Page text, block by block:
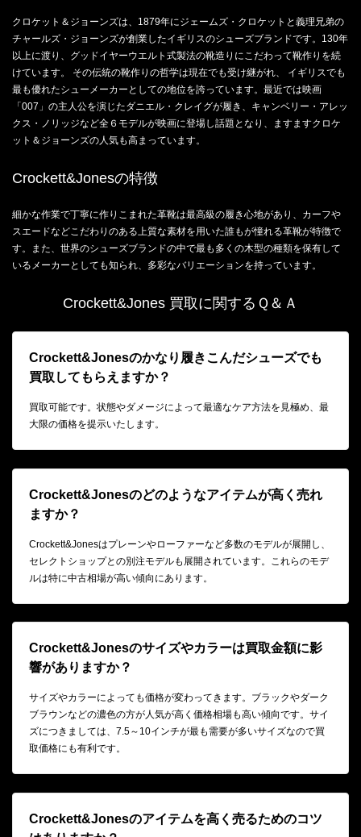
クロケット＆ジョーンズは、1879年にジェームズ・クロケットと義理兄弟の
チャールズ・ジョーンズが創業したイギリスのシューズブランドです。130年
以上に渡り、グッドイヤーウエルト式製法の靴造りにこだわって靴作りを続
けています。 その伝統の靴作りの哲学は現在でも受け継がれ、 イギリスでも
最も優れたシューメーカーとしての地位を誇っています。最近では映画
「007」の主人公を演じたダニエル・クレイグが履き、キャンベリー・アレッ
クス・ノリッジなど全６モデルが映画に登場し話題となり、ますますクロケ
ット＆ジョーンズの人気も高まっています。
Crockett&Jonesの特徴
細かな作業で丁寧に作りこまれた革靴は最高級の履き心地があり、カーフや
スエードなどこだわりのある上質な素材を用いた誰もが憧れる革靴が特徴で
す。また、世界のシューズブランドの中で最も多くの木型の種類を保有して
いるメーカーとしても知られ、多彩なバリエーションを持っています。
Crockett&Jones 買取に関するＱ＆Ａ
Crockett&Jonesのかなり履きこんだシューズでも
買取してもらえますか？
買取可能です。状態やダメージによって最適なケア方法を見極め、最
大限の価格を提示いたします。
Crockett&Jonesのどのようなアイテムが高く売れ
ますか？
Crockett&Jonesはプレーンやローファーなど多数のモデルが展開し、
セレクトショップとの別注モデルも展開されています。これらのモデ
ルは特に中古相場が高い傾向にあります。
Crockett&Jonesのサイズやカラーは買取金額に影
響がありますか？
サイズやカラーによっても価格が変わってきます。ブラックやダーク
ブラウンなどの濃色の方が人気が高く価格相場も高い傾向です。サイ
ズにつきましては、7.5～10インチが最も需要が多いサイズなので買
取価格にも有利です。
Crockett&Jonesのアイテムを高く売るためのコツ